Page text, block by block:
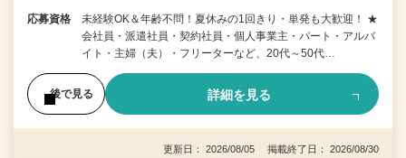
応募資格
未経験OK＆年齢不問！夏休みの1回きり・単発も大歓迎！ ★
会社員・派遣社員・契約社員・個人事業主・パート・アルバ
イト・主婦（夫）・フリーターなど、20代～50代…
後で見る 詳細を見る
更新日： 2026/08/05 掲載終了日： 2026/08/30